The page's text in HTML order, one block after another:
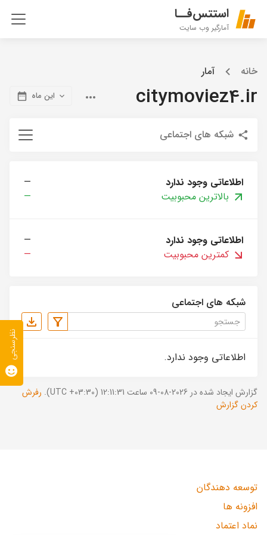
استتس‌فــا
آمارگیر وب سایت
خانه آمار
citymoviez4.ir این ماه
شبکه های اجتماعی
اطلاعاتی وجود ندارد
—
بالاترین محبوبیت
—
اطلاعاتی وجود ندارد
—
کمترین محبوبیت
—
شبکه های اجتماعی
اطلاعاتی وجود ندارد.
گزارش ایجاد شده در 2026-08-09 ساعت 12:11:31 (UTC +03:30).
رفرش
کردن گزارش
توسعه دهندگان
افزونه ها
نماد اعتماد
نظرسنجی